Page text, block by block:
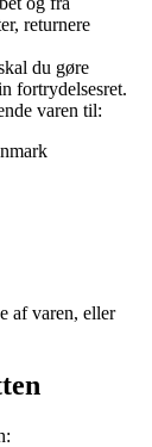
returnere
du gøre
fortrydelsesret.
varen til:
af varen, eller